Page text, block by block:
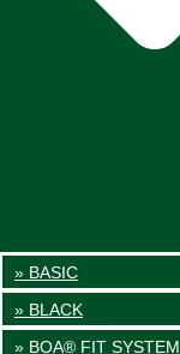
» BASIC
» BLACK
» BOA® FIT SYSTEM